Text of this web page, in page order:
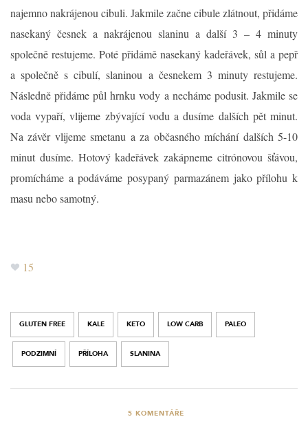
najemno nakrájenou cibuli. Jakmile začne cibule zlátnout, přidáme
nasekaný česnek a nakrájenou slaninu a další 3 – 4 minuty
společně restujeme. Poté přidámě nasekaný kadeřávek, sůl a pepř
a společně s cibulí, slaninou a česnekem 3 minuty restujeme.
Následně přidáme půl hrnku vody a necháme podusit. Jakmile se
voda vypaří, vlijeme zbývající vodu a dusíme dalších pět minut.
Na závěr vlijeme smetanu a za občasného míchání dalších 5-10
minut dusíme. Hotový kadeřávek zakápneme citrónovou šťávou,
promícháme a podáváme posypaný parmazánem jako přílohu k
masu nebo samotný.
15
GLUTEN FREE KALE KETO LOW CARB PALEO
PODZIMNÍ PŘÍLOHA SLANINA
5 KOMENTÁŘE